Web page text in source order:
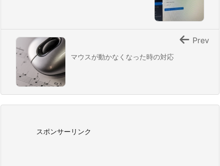
マウスが動かなくなった時の対応
Prev
スポンサーリンク